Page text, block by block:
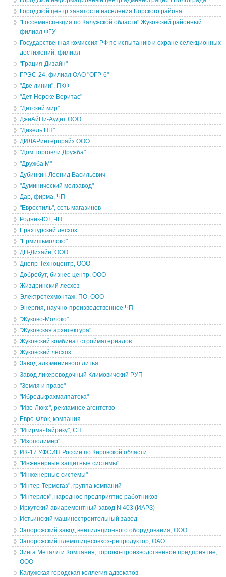
Городской центр занятости населения Борского района
"Госсеминспекция по Калужской области" Жуковский районный
филиал ФГУ
Государственная комиссия РФ по испытанию и охране селекционных
достижений, филиал
"Грация-Дизайн"
ГРЭС-24, филиал OАО "ОГР-6"
"Две линии", ПКФ
"Дет Норске Веритас"
"Детский мир"
ДжиАйПи-Аудит ООО
"Дизель НП"
ДИЛАРинтерпрайз ООО
"Дом торговли Дружба"
"Дружба М"
Дубинкин Леонид Васильевич
"Думинический молзавод"
Дар, фирма, ЧП
"Евростиль", сеть магазинов
Родник-ЮТ, ЧП
Ерахтурский лесхоз
"Ермишьмолоко"
ДН-Дизайн, ООО
Днепр-Техноцентр, ООО
Добробут, бизнес-центр, ООО
Жиздринский лесхоз
Электротехмонтаж, ПО, ООО
Энергия, научно-производственное ЧП
"Жуково-Молоко"
"Жуковская архитектура"
Жуковский комбинат стройматериалов
Жуковский лесхоз
Завод алюминиевого литья
Завод ликероводочный Климовичский РУП
"Земля и право"
"Ибредькрахмалпатока"
"Иво-Люкс", рекламное агентство
Евро-Флок, компания
"Игирма-Тайрику", СП
"Изополимер"
ИК-17 УФСИН России по Кировской области
"Инженерные защитные системы"
"Инженерные системы"
"Интер-Термогаз", группа компаний
"Интерлок", народное предприятие работников
Иркутский авиаремонтный завод N 403 (ИАРЗ)
Истьинский машиностроительный завод
Запорожский завод вентиляционного оборудования, ООО
Запорожский племптицесовхоз-репродуктор, ОАО
Зинга Металл и Компания, торгово-производственное предприятие,
ООО
Калужская городская коллегия адвокатов